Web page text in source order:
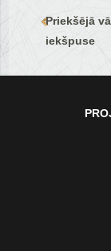
Priekšējā
iekšpuse